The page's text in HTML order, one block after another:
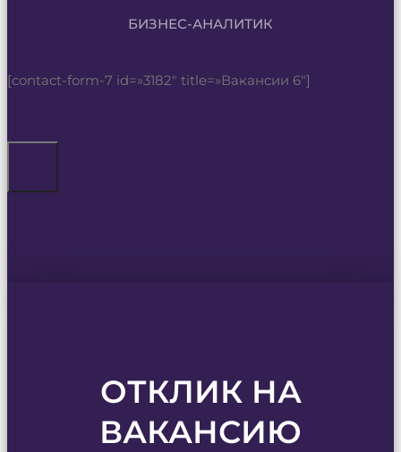
БИЗНЕС-АНАЛИТИК
[contact-form-7 id=»3182″ title=»Вакансии 6″]
ОТКЛИК НА
ВАКАНСИЮ